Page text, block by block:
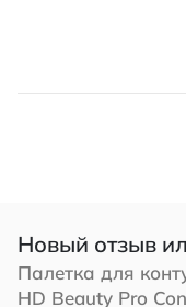
Новый отзыв
Палетка для
HD Beauty Pro